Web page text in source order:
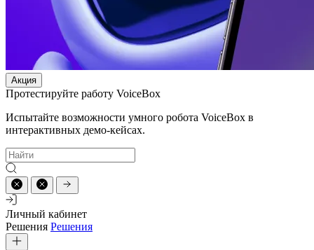
Акция
Протестируйте работу VoiceBox
Испытайте возможности умного робота VoiceBox в
интерактивных демо-кейсах.
Личный кабинет
Решения Решения